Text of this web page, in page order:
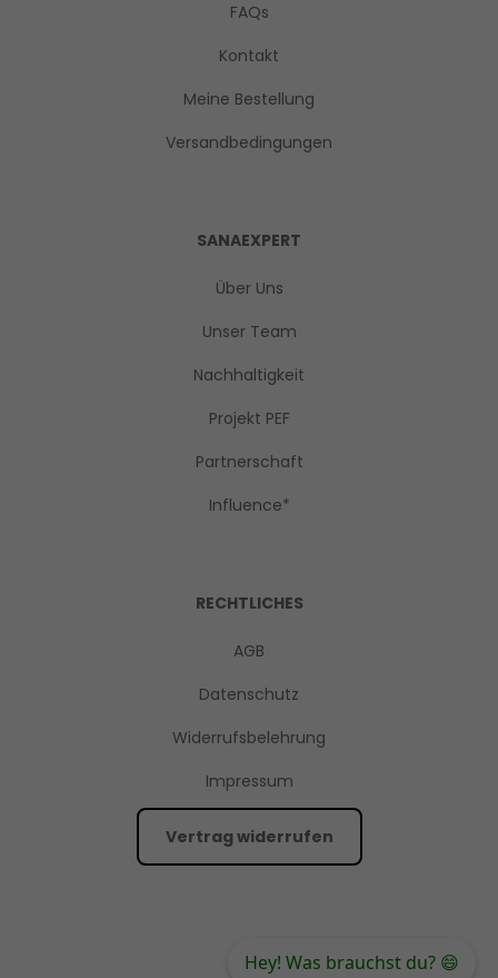
FAQs
Kontakt
Meine Bestellung
Versandbedingungen
SANAEXPERT
Über Uns
Unser Team
Nachhaltigkeit
Projekt PEF
Partnerschaft
Influence*
RECHTLICHES
AGB
Datenschutz
Widerrufsbelehrung
Impressum
Vertrag widerrufen
Hey! Was brauchst du? 😄